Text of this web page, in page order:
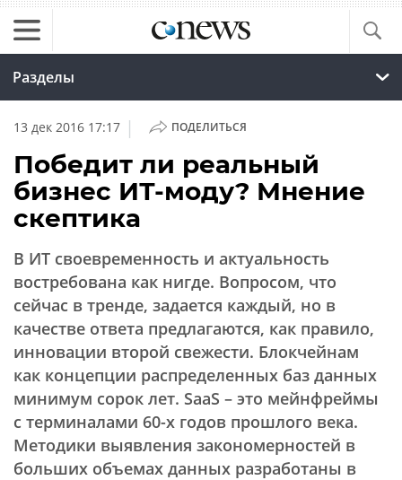
Разделы
13 дек 2016 17:17 | ПОДЕЛИТЬСЯ
Победит ли реальный
бизнес ИТ-моду? Мнение
скептика
В ИТ своевременность и актуальность
востребована как нигде. Вопросом, что
сейчас в тренде, задается каждый, но в
качестве ответа предлагаются, как правило,
инновации второй свежести. Блокчейнам
как концепции распределенных баз данных
минимум сорок лет. SaaS – это мейнфреймы
с терминалами 60-х годов прошлого века.
Методики выявления закономерностей в
больших объемах данных разработаны в